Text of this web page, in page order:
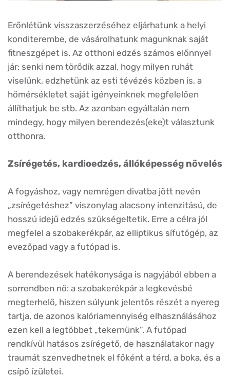
Erőnlétünk visszaszerzéséhez eljárhatunk a helyi
konditerembe, de vásárolhatunk magunknak saját
fitneszgépet is. Az otthoni edzés számos előnnyel
jár: senki nem törődik azzal, hogy milyen ruhát
viselünk, edzhetünk az esti tévézés közben is, a
hőmérsékletet saját igényeinknek megfelelően
állíthatjuk be stb. Az azonban egyáltalán nem
mindegy, hogy milyen berendezés(eke)t választunk
otthonra.
Zsírégetés, kardioedzés, állóképesség növelés
A fogyáshoz, vagy nemrégen divatba jött nevén
„zsírégetéshez” viszonylag alacsony intenzitású, de
hosszú idejű edzés szükségeltetik. Erre a célra jól
megfelel a szobakerékpár, az elliptikus sífutógép, az
evezőpad vagy a futópad is.
A berendezések hatékonysága is nagyjából ebben a
sorrendben nő: a szobakerékpár a legkevésbé
megterhelő, hiszen súlyunk jelentős részét a nyereg
tartja, de azonos kalóriamennyiség elhasználásához
ezen kell a legtöbbet „tekernünk”. A futópad
rendkívül hatásos zsírégető, de használatakor nagy
traumát szenvedhetnek el főként a térd, a boka, és a
csípő ízületei.